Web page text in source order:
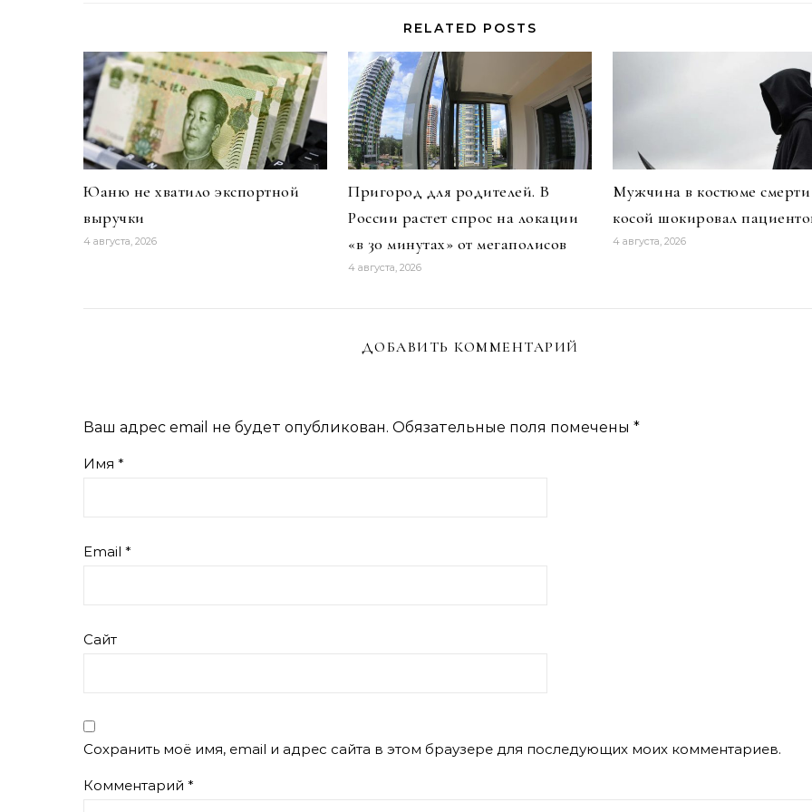
RELATED POSTS
Юаню не хватило экспортной
выручки
4 августа, 2026
Пригород для родителей. В
России растет спрос на локации
«в 30 минутах» от мегаполисов
4 августа, 2026
Мужчина в костюме смерти
косой шокировал
4 августа, 2026
ДОБАВИТЬ КОММЕНТАРИЙ
Ваш адрес email не будет опубликован. Обязательные поля помечены *
Имя *
Email *
Сайт
Сохранить моё имя, email и адрес сайта в этом браузере для последующих моих комментариев.
Комментарий *